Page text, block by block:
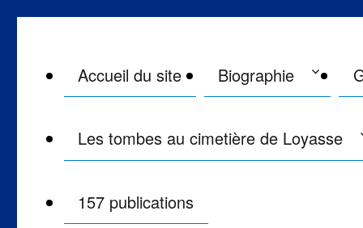
Accueil du site Biographie
Les tombes au cimetière de Loyasse
157 publications